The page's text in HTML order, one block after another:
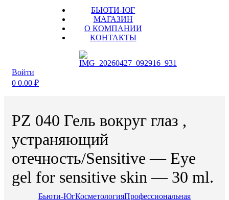
БЬЮТИ-ЮГ
МАГАЗИН
О КОМПАНИИ
КОНТАКТЫ
Войти
0 0.00 ₽
PZ 040 Гель вокруг глаз ,
устраняющий
отечность/Sensitive — Eye
gel for sensitive skin — 30 ml.
Бьюти-ЮгКосметологияПрофессиональная